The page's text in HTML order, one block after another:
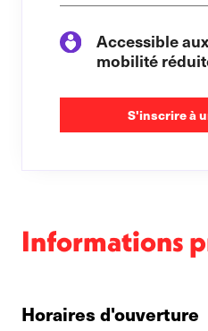
Informations
Horaires d'ouverture
Accessible
mobilité
S'inscrire à